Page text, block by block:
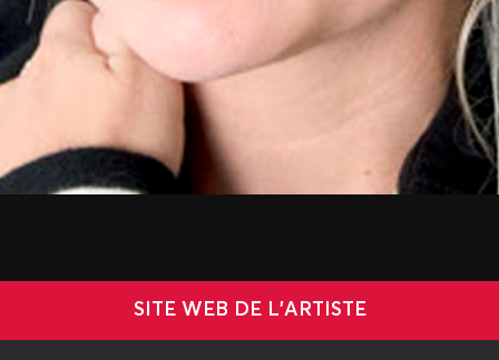
SITE WEB DE L'ARTISTE